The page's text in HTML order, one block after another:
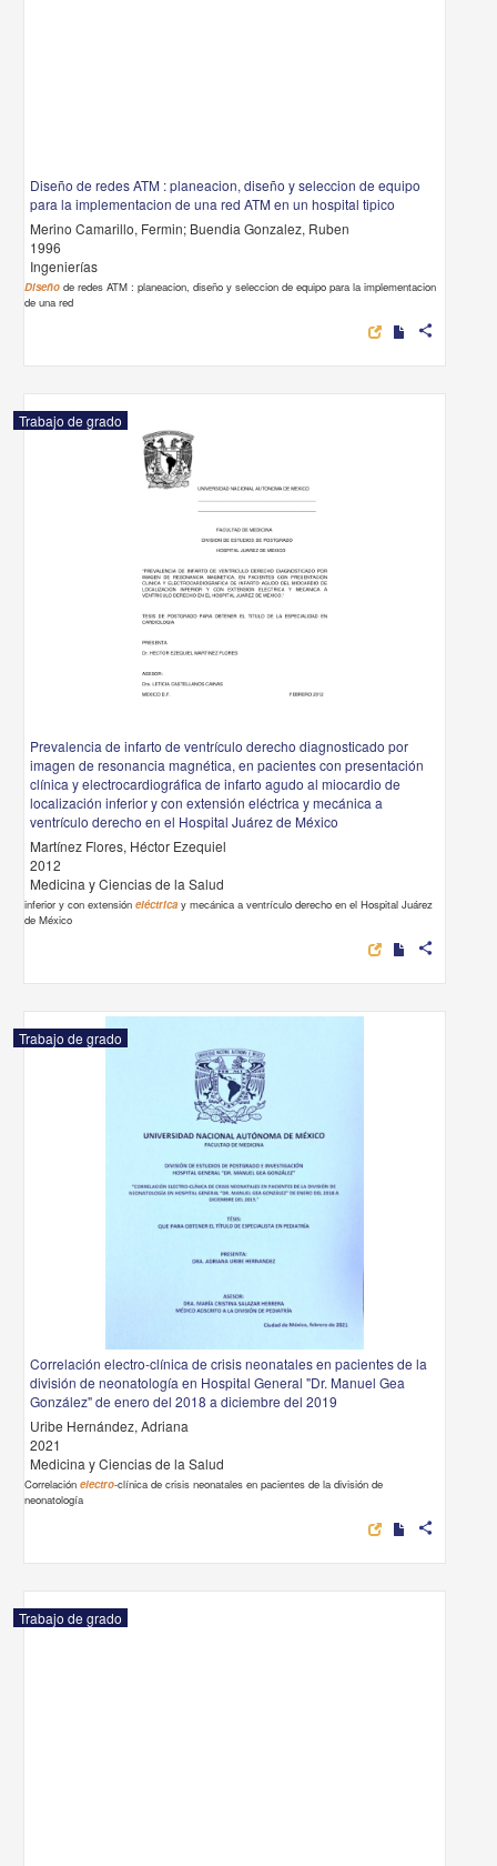
Diseño de redes ATM : planeacion, diseño y seleccion de equipo
para la implementacion de una red ATM en un hospital tipico
Merino Camarillo, Fermin; Buendia Gonzalez, Ruben
1996
Ingenierías
Diseño de redes ATM : planeacion, diseño y seleccion de equipo para la implementacion
de una red
share
Trabajo de grado
Prevalencia de infarto de ventrículo derecho diagnosticado por
imagen de resonancia magnética, en pacientes con presentación
clínica y electrocardiográfica de infarto agudo al miocardio de
localización inferior y con extensión eléctrica y mecánica a
ventrículo derecho en el Hospital Juárez de México
Martínez Flores, Héctor Ezequiel
2012
Medicina y Ciencias de la Salud
inferior y con extensióneléctrica y mecánica a ventrículo derecho en el Hospital Juárez
de México
share
Trabajo de grado
Correlación electro-clínica de crisis neonatales en pacientes de la
división de neonatología en Hospital General "Dr. Manuel Gea
González" de enero del 2018 a diciembre del 2019
Uribe Hernández, Adriana
2021
Medicina y Ciencias de la Salud
Correlaciónelectro-clínica de crisis neonatales en pacientes de la división de
neonatología
share
Trabajo de grado